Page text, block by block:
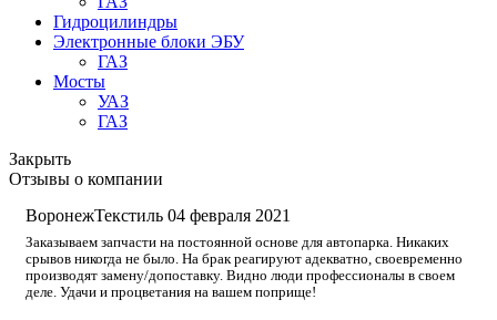
Гидроцилиндры
Электронные блоки ЭБУ
ГАЗ
Мосты
УАЗ
ГАЗ
Закрыть
Отзывы о компании
ВоронежТекстиль 04 февраля 2021
Заказываем запчасти на постоянной основе для автопарка. Никаких
срывов никогда не было. На брак реагируют адекватно, своевременно
производят замену/допоставку. Видно люди профессионалы в своем
деле. Удачи и процветания на вашем поприще!